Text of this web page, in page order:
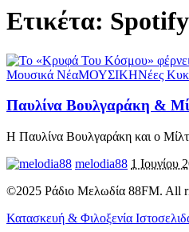
Ετικέτα:
Μουσικά ΝέαΜΟΥΣΙΚΗΝέες
Παυλίνα Βουλγαράκη &
Η Παυλίνα Βουλγαράκη και ο
melodia88 1 Ιουνίου
©2025 Ράδιο Μελωδία 88FM. All
Κατασκευή & Φιλοξενία